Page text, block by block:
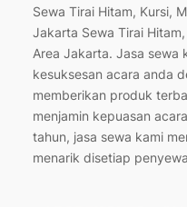
Sewa Tirai Hitam, Kursi,
Jakarta Sewa Tirai
Area Jakarta. Jasa sewa
kesuksesan acara anda
memberikan produk
menjamin kepuasan
tahun, jasa sewa kami
menarik disetiap